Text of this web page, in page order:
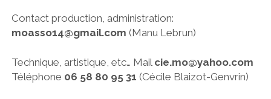
DISPOSITIFS DRAC_NORMANDIE
menu
JUMELAGE
NOUS SOMMES PASSÉS PAR LÀ…
CONTACT
facebook
instagram
youtube
email
Contact production, administration:
moasso14@gmail.com (Manu Lebrun)
Technique, artistique, etc… Mail cie.mo@yahoo.com
Téléphone 06 58 80 95 31 (Cécile Blaizot-Genvrin)